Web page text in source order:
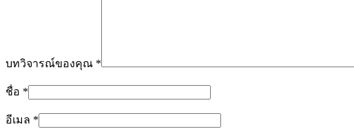
บทวิจารณ์ของคุณ *
ชื่อ *
อีเมล *